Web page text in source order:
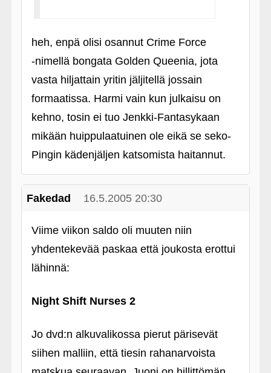
heh, enpä olisi osannut Crime Force
‑nimellä bongata Golden Queenia, jota
vasta hiljattain yritin jäljitellä jossain
formaatissa. Harmi vain kun julkaisu on
kehno, tosin ei tuo Jenkki-Fantasykaan
mikään huippulaatuinen ole eikä se seko-
Pingin kädenjäljen katsomista haitannut.
Fakedad 16.5.2005 20:30
Viime viikon saldo oli muuten niin
yhdentekevää paskaa että joukosta erottui
lähinnä:
Night Shift Nurses 2
Jo dvd:n alkuvalikossa pierut pärisevät
siihen malliin, että tiesin rahanarvoista